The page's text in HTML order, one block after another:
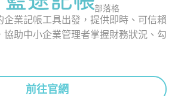
部落格
企業記帳工具出發，提供即時、可信賴
協助中小企業管理者掌握財務狀況、勾
前往官網